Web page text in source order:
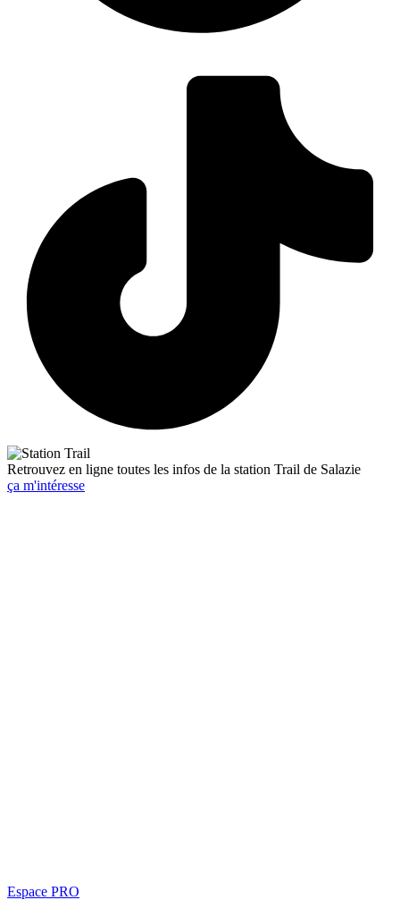
Retrouvez en ligne toutes les infos de la station Trail de Salazie
ça m'intéresse
Espace PRO